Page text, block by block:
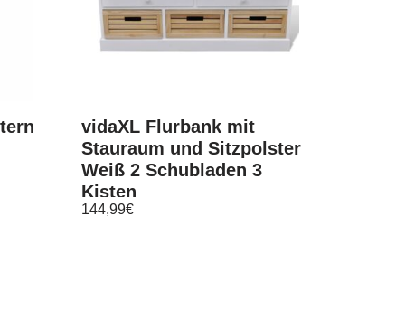
vidaXL Flurbank mit
Stauraum und Sitzpolster
Weiß 2 Schubladen 3
Kisten
144,99€